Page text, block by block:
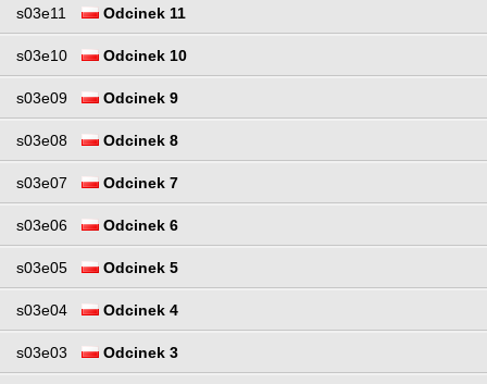
s03e11 Odcinek 11
s03e10 Odcinek 10
s03e09 Odcinek 9
s03e08 Odcinek 8
s03e07 Odcinek 7
s03e06 Odcinek 6
s03e05 Odcinek 5
s03e04 Odcinek 4
s03e03 Odcinek 3